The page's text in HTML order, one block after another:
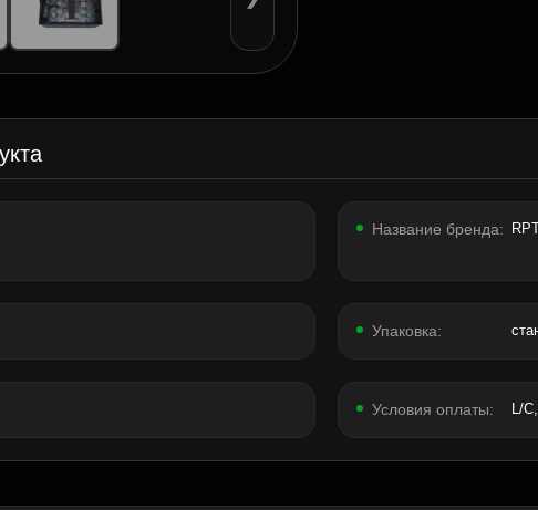
Название бренда:
Упаковка:
Условия оплаты: L/